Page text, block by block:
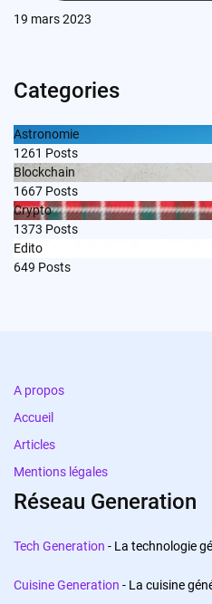
19 mars 2023
Categories
Astronomie
1261 Posts
Blockchain
1667 Posts
Crypto
1373 Posts
Edito
649 Posts
A propos
Accueil
Articles
Mentions légales
Réseau Generation
Tech Generation - La technologie
Cuisine Generation - La cuisine